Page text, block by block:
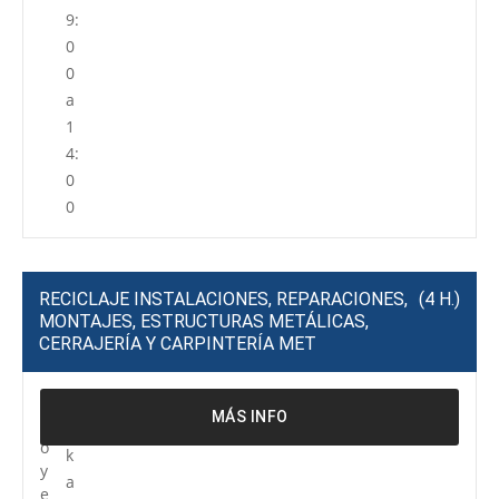
9:
0
0
a
1
4:
0
0
RECICLAJE INSTALACIONES, REPARACIONES,
MONTAJES, ESTRUCTURAS METÁLICAS,
CERRAJERÍA Y CARPINTERÍA MET
(4 H.)
o
y
e
k
a
MÁS INFO